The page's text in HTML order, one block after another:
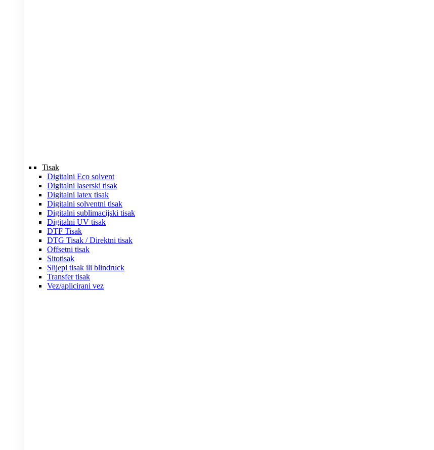
Tisak
Digitalni Eco solvent
Digitalni laserski tisak
Digitalni latex tisak
Digitalni solventni tisak
Digitalni sublimacijski tisak
Digitalni UV tisak
DTF Tisak
DTG Tisak / Direktni tisak
Offsetni tisak
Sitotisak
Slijepi tisak ili blindruck
Transfer tisak
Vez/aplicirani vez